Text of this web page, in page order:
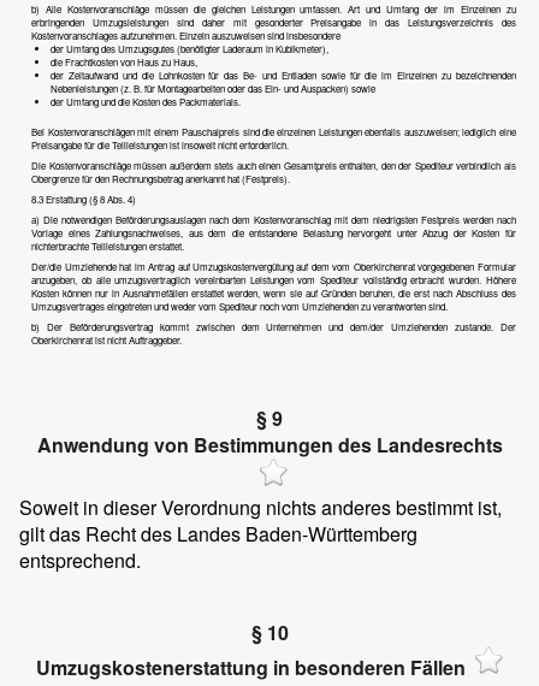
b) Alle Kostenvoranschläge müssen die gleichen Leistungen umfassen. Art und Umfang der im Einzelnen zu
erbringenden Umzugsleistungen sind daher mit gesonderter Preisangabe in das Leistungsverzeichnis des
Kostenvoranschlages aufzunehmen. Einzeln auszuweisen sind insbesondere
der Umfang des Umzugsgutes (benötigter Laderaum in Kubikmeter),
die Frachtkosten von Haus zu Haus,
der Zeitaufwand und die Lohnkosten für das Be- und Entladen sowie für die im Einzelnen zu bezeichnenden
Nebenleistungen (z. B. für Montagearbeiten oder das Ein- und Auspacken) sowie
der Umfang und die Kosten des Packmaterials.
Bei Kostenvoranschlägen mit einem Pauschalpreis sind die einzelnen Leistungen ebenfalls auszuweisen; lediglich eine
Preisangabe für die Teilleistungen ist insoweit nicht erforderlich.
Die Kostenvoranschläge müssen außerdem stets auch einen Gesamtpreis enthalten, den der Spediteur verbindlich als
Obergrenze für den Rechnungsbetrag anerkannt hat (Festpreis).
8.3 Erstattung (§ 8 Abs. 4)
a) Die notwendigen Beförderungsauslagen nach dem Kostenvoranschlag mit dem niedrigsten Festpreis werden nach
Vorlage eines Zahlungsnachweises, aus dem die entstandene Belastung hervorgeht unter Abzug der Kosten für
nichterbrachte Teilleistungen erstattet.
Der/die Umziehende hat im Antrag auf Umzugskostenvergütung auf dem vom Oberkirchenrat vorgegebenen Formular
anzugeben, ob alle umzugsvertraglich vereinbarten Leistungen vom Spediteur vollständig erbracht wurden. Höhere
Kosten können nur in Ausnahmefällen erstattet werden, wenn sie auf Gründen beruhen, die erst nach Abschluss des
Umzugsvertrages eingetreten und weder vom Spediteur noch vom Umziehenden zu verantworten sind.
b) Der Beförderungsvertrag kommt zwischen dem Unternehmen und dem/der Umziehenden zustande. Der
Oberkirchenrat ist nicht Auftraggeber.
§ 9
Anwendung von Bestimmungen des Landesrechts
Soweit in dieser Verordnung nichts anderes bestimmt ist,
gilt das Recht des Landes Baden-Württemberg
entsprechend.
§ 10
Umzugskostenerstattung in besonderen Fällen